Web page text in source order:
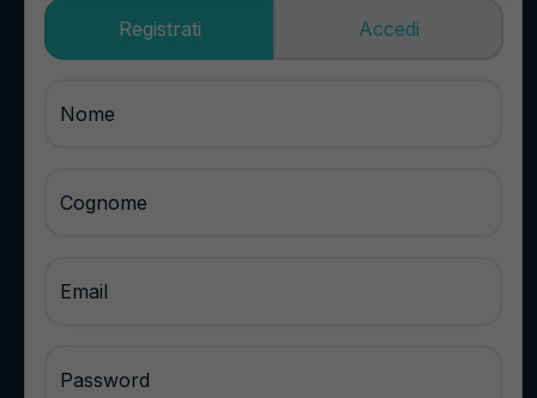
Registrati Accedi
Nome
Cognome
Email
Password